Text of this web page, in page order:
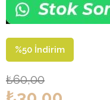
%50 İndirim
₺60,00